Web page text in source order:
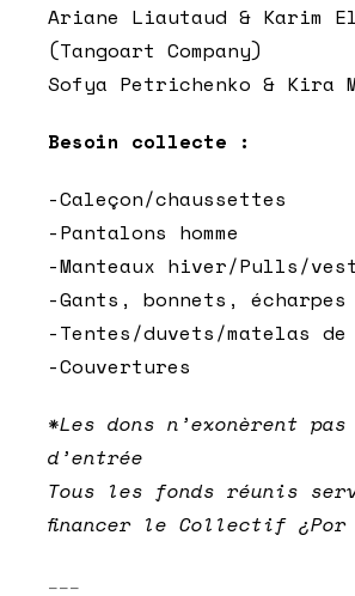
Ariane Liautaud & Karim
(Tangoart Company)
Sofya Petrichenko & Kira
Besoin collecte :
-Caleçon/chaussettes
-Pantalons homme
-Manteaux hiver/Pulls/
-Gants, bonnets,
-Tentes/duvets/matelas
-Couvertures
*Les dons n’exonèrent
d’entrée
Tous les fonds réunis
financer le Collectif ¿Por